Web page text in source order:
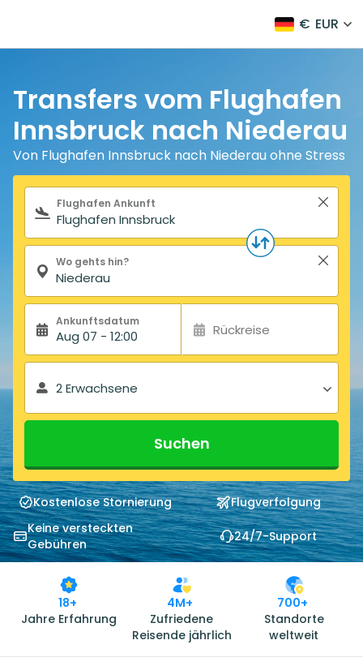
€ EUR
Transfers vom Flughafen
Innsbruck nach Niederau
Von Flughafen Innsbruck nach Niederau ohne Stress
Suchformular
Flughafen Ankunft
Wo gehts hin?
Ankunftsdatum
Aug 07 - 12:00 Rückreise
2 Erwachsene
Suchen
Kostenlose Stornierung
Flugverfolgung
Keine versteckten
Gebühren
24/7-Support
18+
Jahre Erfahrung
4M+
Zufriedene
Reisende jährlich
700+
Standorte
weltweit